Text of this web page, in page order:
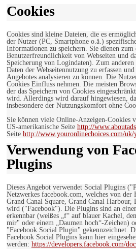
Cookies
Cookies sind kleine Dateien, die es
der Nutzer (PC, Smartphone o.ä.)
Informationen zu speichern. Sie dienen zum
Benutzerfreundlichkeit von Webseiten und
Speicherung von Logindaten). Zum
Daten der Webseitennutzung zu erfassen
Angebotes analysieren zu können. Die
Cookies Einfluss nehmen. Die meisten
der das Speichern von Cookies
wird. Allerdings wird darauf hingewiesen,
insbesondere der Nutzungskomfort ohne
Sie können viele Online-Anzeigen-Cookies
US-amerikanische Seite http://
Seite http://www.youronlinechoices.com/uk/
Verwendung von
Plugins
Dieses Angebot verwendet Social Plugins
Netzwerkes facebook.com, welches von
Grand Canal Square, Grand Canal
wird ("Facebook"). Die Plugins sind an
erkennbar (weißes „f“ auf blauer Kachel,
mir" oder einem „Daumen hoch“-Zeichen)
"Facebook Social Plugin" gekennzeichnet.
Facebook Social Plugins kann hier
werden: https://developers.facebook.com/